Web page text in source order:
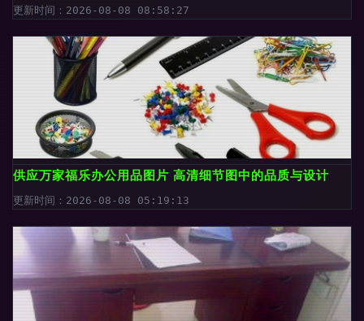
更新时间：2026-08-08 08:58:27
供应万家福乐办公用品图片 高清细节图中的品质与设计
更新时间：2026-08-08 05:19:13